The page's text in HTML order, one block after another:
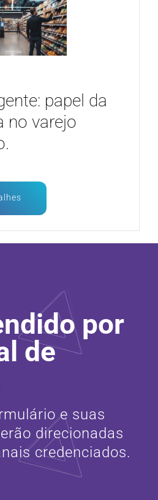
papel da
no varejo
por
de
e suas
direcionadas
credenciados.